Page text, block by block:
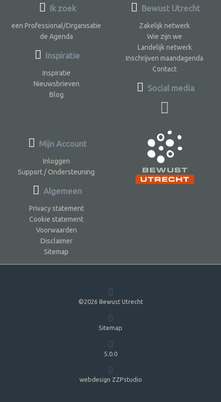
Ik zoek
een Professional/Organisatie
de Agenda
Inspiratie
Inspiratie
Nieuwsbrieven
Blog
Bewust Utrecht
Zakelijk netwerk
Wie zijn we
Landelijk netwerk
Inschrijven maandagenda
Contact
Social media
Mijn Account
Inloggen
Support / Ondersteuning
Algemeen
Privacy statement
Cookie statement
Voorwaarden
Disclaimer
Sitemap
©2026 Bewust Utrecht
Sitemap
5.0.0
webdesign ZZPstudio